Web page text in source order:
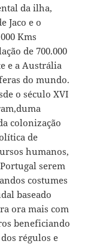
da ilha,
Jaco e o
Kms
de 700.000
e a Austrália
do mundo.
o século XVI
colonização
de
humanos,
serem
costumes
baseado
ora mais com
beneficiando
régulos e